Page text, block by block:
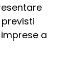
imprese a